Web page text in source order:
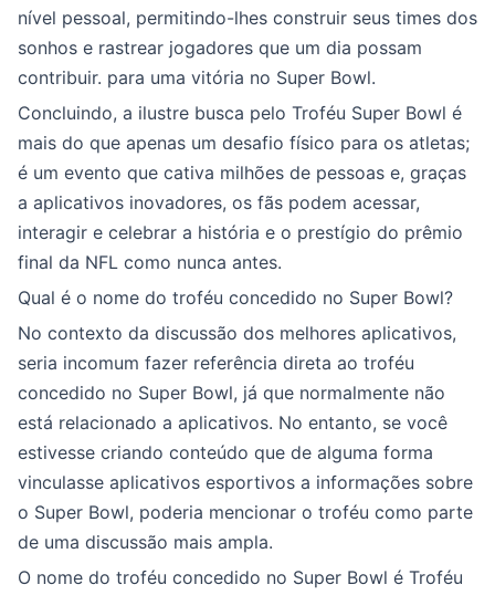
nível pessoal, permitindo-lhes construir seus times dos
sonhos e rastrear jogadores que um dia possam
contribuir. para uma vitória no Super Bowl.
Concluindo, a ilustre busca pelo Troféu Super Bowl é
mais do que apenas um desafio físico para os atletas;
é um evento que cativa milhões de pessoas e, graças
a aplicativos inovadores, os fãs podem acessar,
interagir e celebrar a história e o prestígio do prêmio
final da NFL como nunca antes.
Qual é o nome do troféu concedido no Super Bowl?
No contexto da discussão dos melhores aplicativos,
seria incomum fazer referência direta ao troféu
concedido no Super Bowl, já que normalmente não
está relacionado a aplicativos. No entanto, se você
estivesse criando conteúdo que de alguma forma
vinculasse aplicativos esportivos a informações sobre
o Super Bowl, poderia mencionar o troféu como parte
de uma discussão mais ampla.
O nome do troféu concedido no Super Bowl é Troféu